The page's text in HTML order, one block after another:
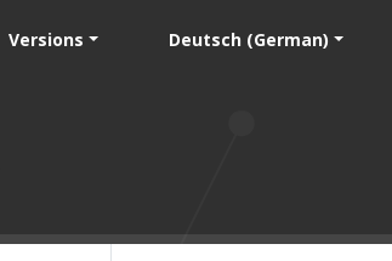
Versions Deutsch (German)